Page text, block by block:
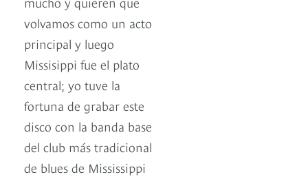
volvamos como un acto
principal y luego
Missisippi fue el plato
central; yo tuve la
fortuna de grabar este
disco con la banda base
del club más tradicional
de blues de Mississippi